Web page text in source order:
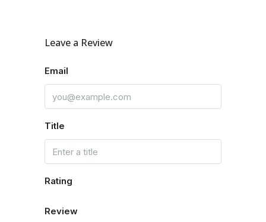
Leave a Review
Email
Title
Rating
Review